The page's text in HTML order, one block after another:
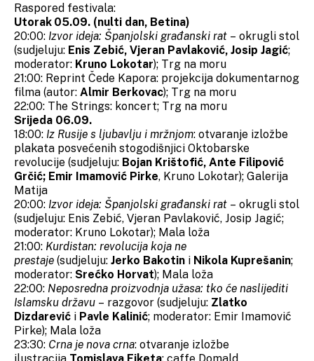
Raspored festivala:
Utorak 05.09. (nulti dan, Betina)
20:00: Izvor ideja: Španjolski građanski rat – okrugli stol
(sudjeluju: Enis Zebić, Vjeran Pavlaković, Josip Jagić;
moderator: Kruno Lokotar); Trg na moru
21:00: Reprint Čede Kapora: projekcija dokumentarnog
filma (autor: Almir Berkovac); Trg na moru
22:00: The Strings: koncert; Trg na moru
Srijeda 06.09.
18:00: Iz Rusije s ljubavlju i mržnjom: otvaranje izložbe
plakata posvećenih stogodišnjici Oktobarske
revolucije (sudjeluju: Bojan Krištofić, Ante Filipović
Grčić; Emir Imamović Pirke, Kruno Lokotar); Galerija
Matija
20:00: Izvor ideja: Španjolski građanski rat – okrugli stol
(sudjeluju: Enis Zebić, Vjeran Pavlaković, Josip Jagić;
moderator: Kruno Lokotar); Mala loža
21:00: Kurdistan: revolucija koja ne
prestaje (sudjeluju: Jerko Bakotin i Nikola Kuprešanin;
moderator: Srećko Horvat); Mala loža
22:00: Neposredna proizvodnja užasa: tko će naslijediti
Islamsku državu – razgovor (sudjeluju: Zlatko
Dizdarević i Pavle Kalinić; moderator: Emir Imamović
Pirke); Mala loža
23:30: Crna je nova crna: otvaranje izložbe
ilustracija Tomislava Fiketa; caffe Domald